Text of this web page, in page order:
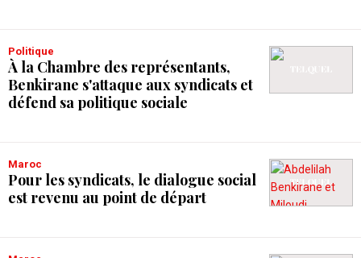
Politique
À la Chambre des représentants,
Benkirane s'attaque aux syndicats et
défend sa politique sociale
Maroc
Pour les syndicats, le dialogue social
est revenu au point de départ